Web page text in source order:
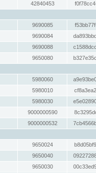
42840453
9690085
9690084
9690088
9650080
5980060
5980010
5980030
9000000590
9000000532
9650024
9650040
9650030